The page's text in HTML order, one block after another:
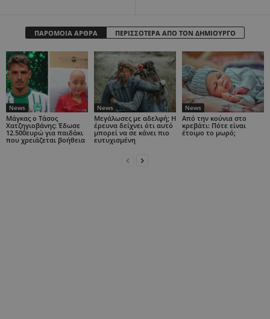
ΠΑΡΟΜΟΙΑ ΑΡΘΡΑ ΠΕΡΙΣΣΟΤΕΡΑ ΑΠΟ ΤΟΝ ΔΗΜΙΟΥΡΓΟ
News
Μάγκας ο Τάσος
Χατζηγιοβάνης: Έδωσε
12.500ευρώ για παιδάκι
που χρειάζεται βοήθεια
News
Μεγάλωσες με αδελφή; Η
έρευνα δείχνει ότι αυτό
μπορεί να σε κάνει πιο
ευτυχισμένη
News
Από την κούνια στο
κρεβάτι: Πότε είναι
έτοιμο το μωρό;